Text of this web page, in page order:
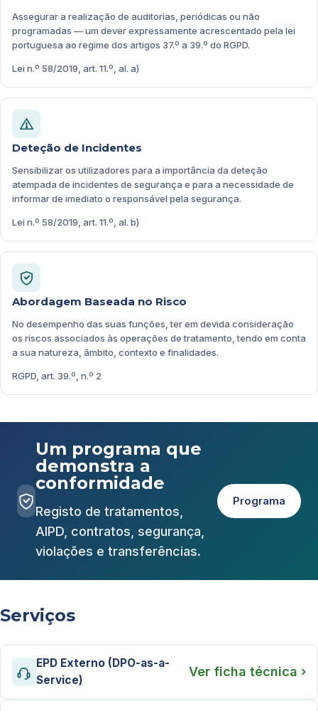
Assegurar a realização de auditorias, periódicas ou não
programadas — um dever expressamente acrescentado pela lei
portuguesa ao regime dos artigos 37.º a 39.º do RGPD.
Lei n.º 58/2019, art. 11.º, al. a)
Deteção de Incidentes
Sensibilizar os utilizadores para a importância da deteção
atempada de incidentes de segurança e para a necessidade de
informar de imediato o responsável pela segurança.
Lei n.º 58/2019, art. 11.º, al. b)
Abordagem Baseada no Risco
No desempenho das suas funções, ter em devida consideração
os riscos associados às operações de tratamento, tendo em conta
a sua natureza, âmbito, contexto e finalidades.
RGPD, art. 39.º, n.º 2
Um programa que
demonstra a
conformidade
Registo de tratamentos,
AIPD, contratos, segurança,
violações e transferências.
Programa
Serviços
EPD Externo (DPO-as-a-
Service)
Ver ficha técnica ›